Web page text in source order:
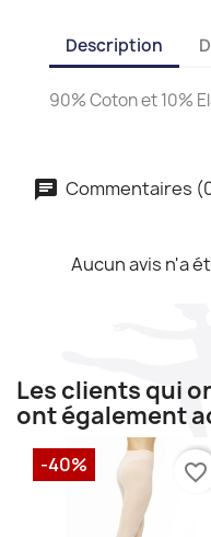
Description
90% Coton et 10%
Commentaires
Aucun avis n'a
Les clients qui
ont également
-40% favorite_border